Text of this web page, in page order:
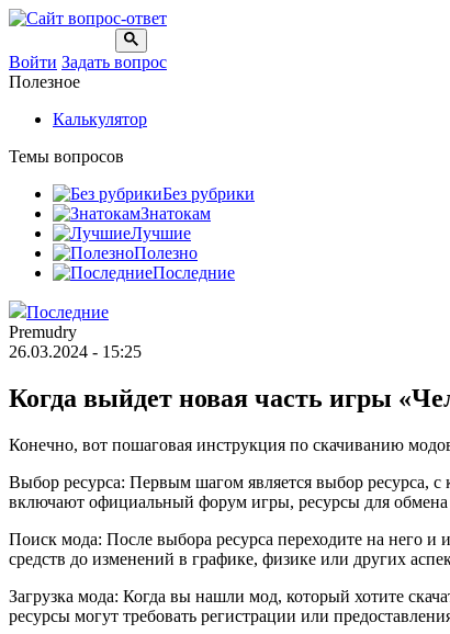
Войти Задать вопрос
Полезное
Калькулятор
Темы вопросов
Без рубрики
Знатокам
Лучшие
Полезно
Последние
Последние
Premudry
26.03.2024 - 15:25
Когда выйдет новая часть игры
Конечно, вот пошаговая инструкция по скачиванию
Выбор ресурса: Первым шагом является выбор ресурса,
включают официальный форум игры, ресурсы для
Поиск мода: После выбора ресурса переходите на него
средств до изменений в графике, физике или других
Загрузка мода: Когда вы нашли мод, который хотите
ресурсы могут требовать регистрации или